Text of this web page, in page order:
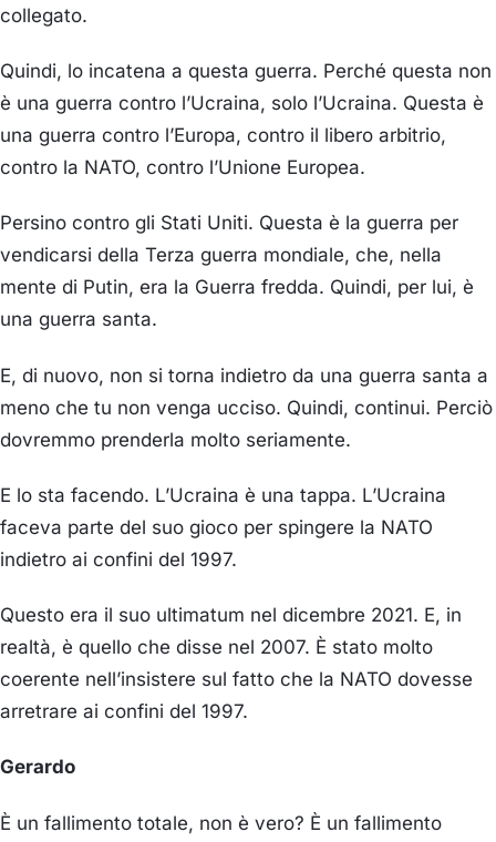
collegato.
Quindi, lo incatena a questa guerra. Perché questa non
è una guerra contro l’Ucraina, solo l’Ucraina. Questa è
una guerra contro l’Europa, contro il libero arbitrio,
contro la NATO, contro l’Unione Europea.
Persino contro gli Stati Uniti. Questa è la guerra per
vendicarsi della Terza guerra mondiale, che, nella
mente di Putin, era la Guerra fredda. Quindi, per lui, è
una guerra santa.
E, di nuovo, non si torna indietro da una guerra santa a
meno che tu non venga ucciso. Quindi, continui. Perciò
dovremmo prenderla molto seriamente.
E lo sta facendo. L’Ucraina è una tappa. L’Ucraina
faceva parte del suo gioco per spingere la NATO
indietro ai confini del 1997.
Questo era il suo ultimatum nel dicembre 2021. E, in
realtà, è quello che disse nel 2007. È stato molto
coerente nell’insistere sul fatto che la NATO dovesse
arretrare ai confini del 1997.
Gerardo
È un fallimento totale, non è vero? È un fallimento